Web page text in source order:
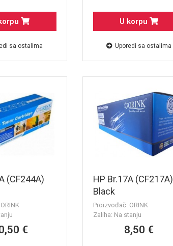
sa ostalima
U korpu
Uporedi sa ostalima
(CF244A)
€
HP Br.17A (CF217A)
Black
Proizvođač: ORINK
Zaliha: Na stanju
8,50 €